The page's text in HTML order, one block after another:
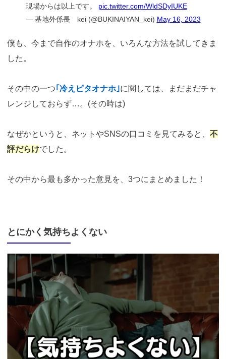
現場からは以上です。 pic.twitter.com/WldSDyIUKE
— 基地外係長 kei (@BUKINAIYAN_kei) May 16, 2023
僕も、今まで自作のオナホを、いろんな方法を試してきま
した。
その中の一つ｢冷えピタオナホ｣に関しては、まだまだチャ
レンジしておらず…。(その時は)
なぜかというと、ネットやSNSの口コミを見てみると、 不
評だらけでした。
その中から最も多かった意見を、3つにまとめました！
とにかく気持ちよくない